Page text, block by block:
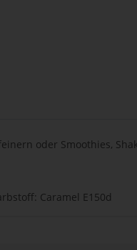
oder Smoothies,
Caramel E150d